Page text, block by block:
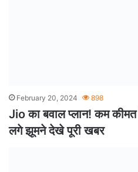
February 20, 2024 898
Jio का बवाल प्लान! कम
लगे झूमने देखे पूरी खबर